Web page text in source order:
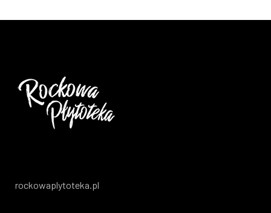
rockowaplytoteka.pl